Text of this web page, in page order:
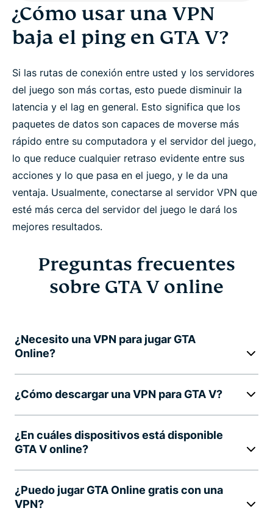
¿Cómo usar una VPN
baja el ping en GTA V?
Si las rutas de conexión entre usted y los servidores
del juego son más cortas, esto puede disminuir la
latencia y el lag en general. Esto significa que los
paquetes de datos son capaces de moverse más
rápido entre su computadora y el servidor del juego,
lo que reduce cualquier retraso evidente entre sus
acciones y lo que pasa en el juego, y le da una
ventaja. Usualmente, conectarse al servidor VPN que
esté más cerca del servidor del juego le dará los
mejores resultados.
Preguntas frecuentes
sobre GTA V online
¿Necesito una VPN para jugar GTA
Online?
¿Cómo descargar una VPN para GTA V?
¿En cuáles dispositivos está disponible
GTA V online?
¿Puedo jugar GTA Online gratis con una
VPN?